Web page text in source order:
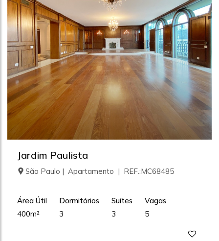
Jardim Paulista
São Paulo | Apartamento | REF.:MC68485
Área Útil
400m²
Dormitórios
3
Suítes
3
Vagas
5